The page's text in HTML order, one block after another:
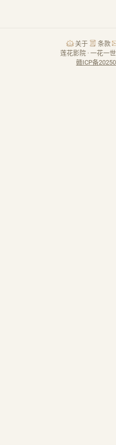
关于 条款
莲花影院 · 一花一
赣ICP备